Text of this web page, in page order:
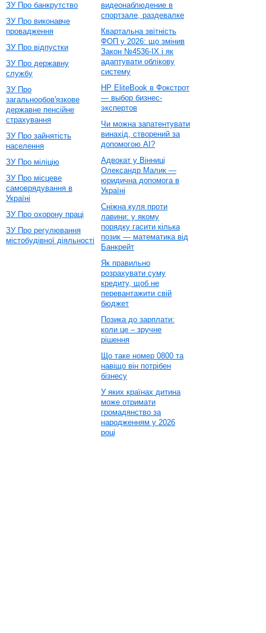
ЗУ Про банкрутство
ЗУ Про виконавче
провадження
ЗУ Про відпустки
ЗУ Про державну
службу
ЗУ Про
загальнообов'язкове
державне пенсійне
страхування
ЗУ Про зайнятість
населення
ЗУ Про міліцію
ЗУ Про місцеве
самоврядування в
Україні
ЗУ Про охорону праці
ЗУ Про регулювання
містобудівної діяльності
видеонаблюдение в
спортзале, раздевалке
Квартальна звітність
ФОП у 2026: що змінив
Закон №4536-IX і як
адаптувати облікову
систему
HP EliteBook в Фокстрот
— выбор бизнес-
экспертов
Чи можна запатентувати
винахід, створений за
допомогою AI?
Адвокат у Вінниці
Олександр Малик —
юридична допомога в
Україні
Сніжна куля проти
лавини: у якому
порядку гасити кілька
позик — математика від
Банкрейт
Як правильно
розрахувати суму
кредиту, щоб не
перевантажити свій
бюджет
Позика до зарплати:
коли це – зручне
рішення
Що таке номер 0800 та
навіщо він потрібен
бізнесу
У яких країнах дитина
може отримати
громадянство за
народженням у 2026
році